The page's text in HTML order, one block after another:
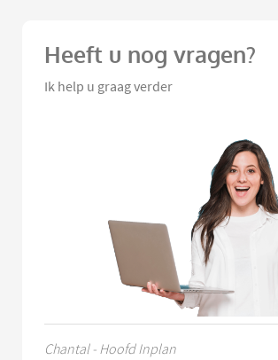
Heeft u nog vragen?
Ik help u graag verder
Chantal - Hoofd Inplan